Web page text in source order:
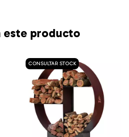
este producto